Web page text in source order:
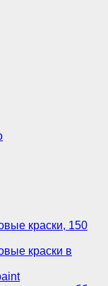
краски, 150
краски в